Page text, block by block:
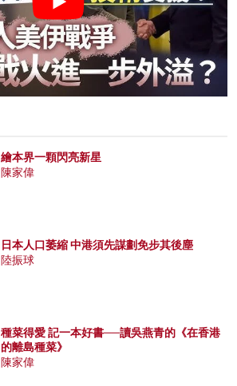
繪本界一顆閃亮新星
陳家偉
日本人口萎縮 中港須先謀劃免步其後塵
陸振球
種菜得愛 記一本好書──讀吳燕青的《在香港
的離島種菜》
陳家偉